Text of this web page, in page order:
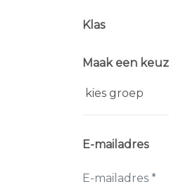
Klas
Maak een
E-mailadres